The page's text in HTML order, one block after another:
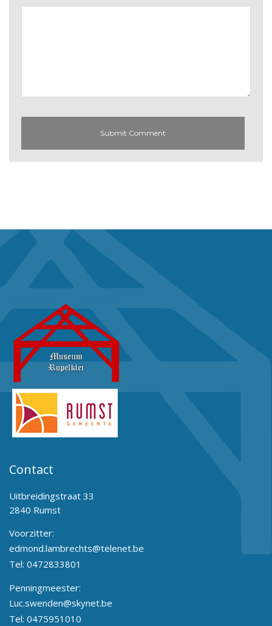
Contact
Uitbreidingstraat 33
2840 Rumst
Voorzitter:
edmond.lambrechts@telenet.be
Tel: 0472833801
Penningmeester:
Luc.swenden@skynet.be
Tel: 0475951010